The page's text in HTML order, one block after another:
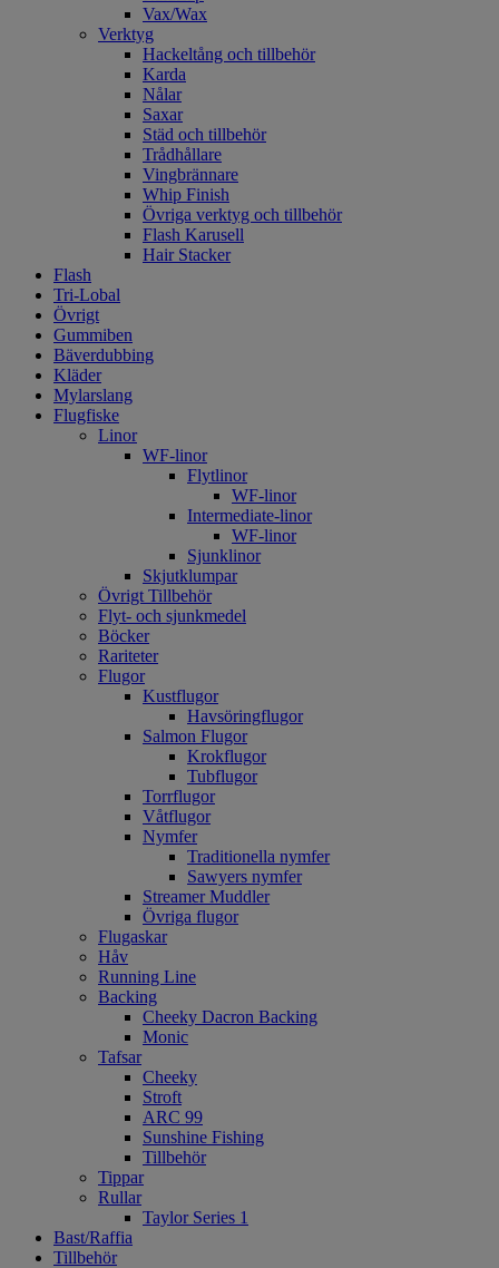
Vax/Wax
Verktyg
Hackeltång och tillbehör
Karda
Nålar
Saxar
Städ och tillbehör
Trådhållare
Vingbrännare
Whip Finish
Övriga verktyg och tillbehör
Flash Karusell
Hair Stacker
Flash
Tri-Lobal
Övrigt
Gummiben
Bäverdubbing
Kläder
Mylarslang
Flugfiske
Linor
WF-linor
Flytlinor
WF-linor
Intermediate-linor
WF-linor
Sjunklinor
Skjutklumpar
Övrigt Tillbehör
Flyt- och sjunkmedel
Böcker
Rariteter
Flugor
Kustflugor
Havsöringflugor
Salmon Flugor
Krokflugor
Tubflugor
Torrflugor
Våtflugor
Nymfer
Traditionella nymfer
Sawyers nymfer
Streamer Muddler
Övriga flugor
Flugaskar
Håv
Running Line
Backing
Cheeky Dacron Backing
Monic
Tafsar
Cheeky
Stroft
ARC 99
Sunshine Fishing
Tillbehör
Tippar
Rullar
Taylor Series 1
Bast/Raffia
Tillbehör